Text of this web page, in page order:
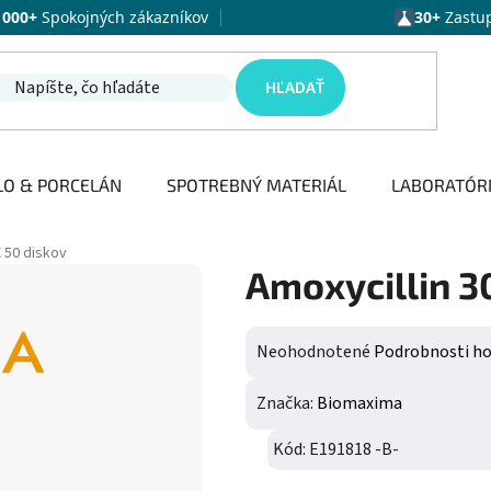
Spokojných zákazníkov 30+
HĽADAŤ
& PORCELÁN SPOTREBNÝ MATERIÁL
50 diskov
Amoxycillin
Priemerné hodnotenie
Neohodnotené Podrobnosti
Značka: Biomaxima
Kód: E191818 -B-